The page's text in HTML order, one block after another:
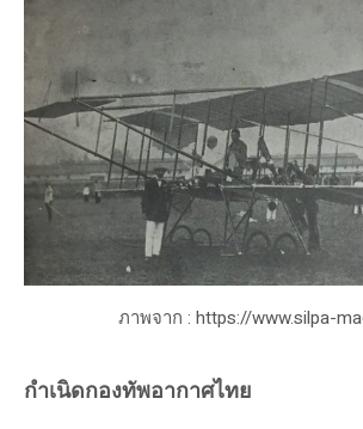
ภาพจาก : https://www.silpa-
กำเนิดกองทัพอากาศไทย